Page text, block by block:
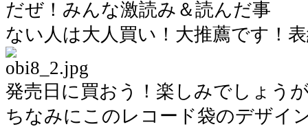
だぜ！みんな激読み＆読んだ事
ない人は大人買い！大推薦です！
発売日に買おう！楽しみでしょう
ちなみにこのレコード袋のデザイ